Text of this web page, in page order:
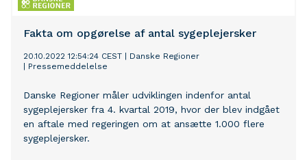
Fakta om opgørelse af antal sygeplejersker
20.10.2022 12:54:24 CEST
Danske Regioner
Pressemeddelelse
Danske Regioner måler udviklingen indenfor antal
sygeplejersker fra 4. kvartal 2019, hvor der blev indgået
en aftale med regeringen om at ansætte 1.000 flere
sygeplejersker.